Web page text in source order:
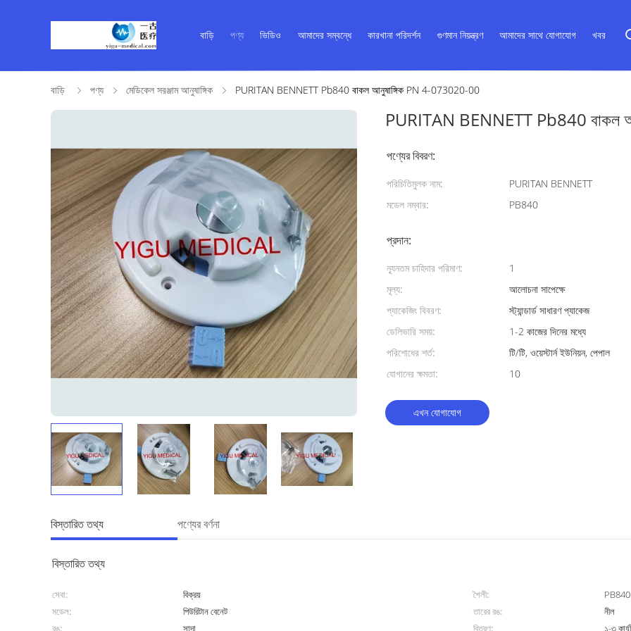
বাড়ি পণ্য ভিডিও আমাদের সম্বন্ধে কারখানা পরিদর্শন গুণমান নিয়ন্ত্রণ আমাদের সাথে যোগাযোগ খবর
বাড়ি পণ্য মেডিকেল সরঞ্জাম আনুষাঙ্গিক PURITAN BENNETT Pb840 বাকল আনুষাঙ্গিক PN 4-073020-00
PURITAN BENNETT Pb840 বাকল
পণ্যের বিবরণ:
পরিচিতিমুলক নাম:
PURITAN BENNETT
মডেল নম্বার:
PB840
প্রদান:
ন্যূনতম চাহিদার পরিমাণ:
1
মূল্য:
আলোচনা সাপেক্ষে
প্যাকেজিং বিবরণ:
স্ট্যান্ডার্ড সাধারণ প্যাকেজ
ডেলিভারি সময়:
1-2 কাজের দিনের মধ্যে
পরিশোধের শর্ত:
টি/টি, ওয়েস্টার্ন ইউনিয়ন, পেপাল
যোগানের ক্ষমতা:
10
এখন যোগাযোগ
বিস্তারিত তথ্য পণ্যের বর্ণনা
বিস্তারিত তথ্য
সেবা: বিক্রয় শৈলী:
PB840
মডেল:
পিউরিটান বেনেট তারের রঙ:
নীল
রঙ:
সাদা বিতরণ:
১-৩